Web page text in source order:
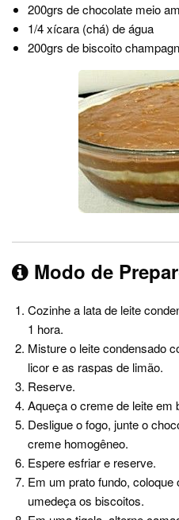
200grs de chocolate meio
1/4 xícara (chá) de água
200grs de biscoito
Modo de
Cozinhe a lata de leite
1 hora.
Misture o leite condensado
licor e as raspas de limão.
Reserve.
Aqueça o creme de leite em
Desligue o fogo, junte o
creme homogêneo.
Espere esfriar e reserve.
Em um prato fundo,
umedeça os biscoitos.